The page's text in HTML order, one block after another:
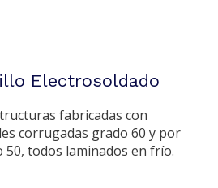
Electrosoldado
fabricadas con
corrugadas grado 60 y por
todos laminados en frío.